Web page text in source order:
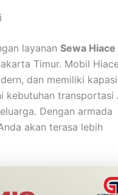
layanan Sewa Hiace
Timur. Mobil
dan memiliki
kebutuhan transportasi
Dengan armada
akan terasa lebih